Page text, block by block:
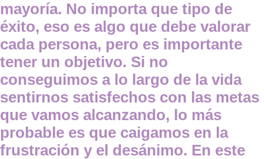
mayoría. No importa que tipo de
éxito, eso es algo que debe valorar
cada persona, pero es importante
tener un objetivo. Si no
conseguimos a lo largo de la vida
sentirnos satisfechos con las metas
que vamos alcanzando, lo más
probable es que caigamos en la
frustración y el desánimo. En este